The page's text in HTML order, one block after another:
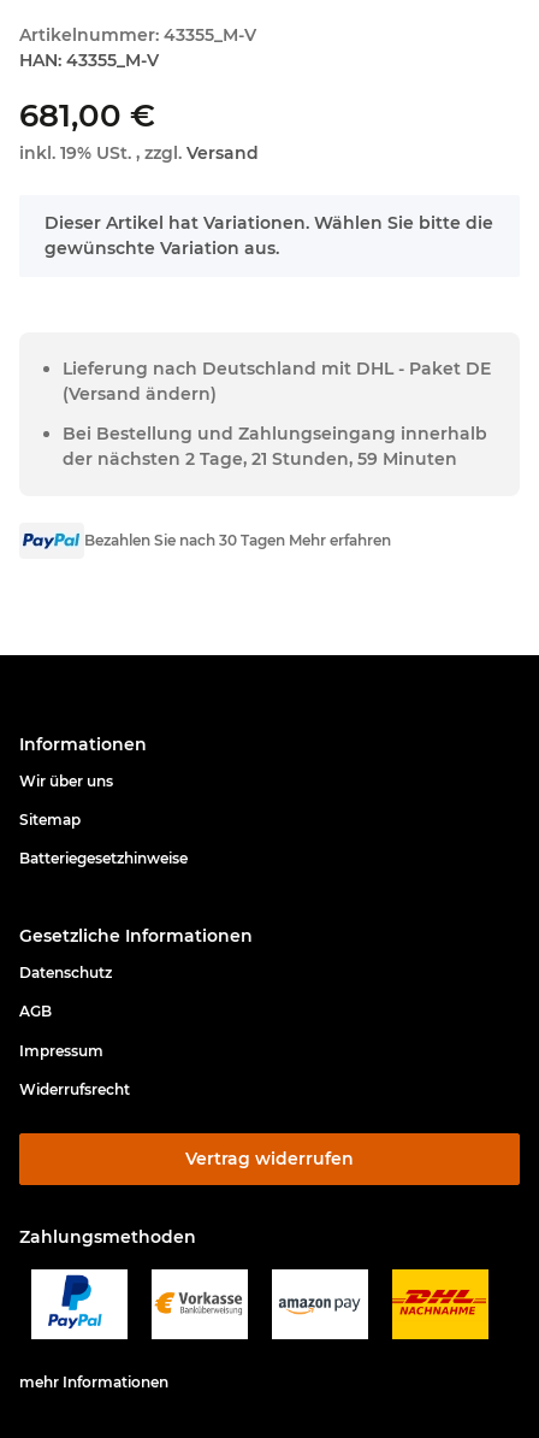
Artikelnummer: 43355_M-V
HAN: 43355_M-V
681,00 €
inkl. 19% USt. , zzgl. Versand
x
Dieser Artikel hat Variationen. Wählen Sie bitte die
gewünschte Variation aus.
Lieferung nach Deutschland mit DHL - Paket DE
(Versand ändern)
Bei Bestellung und Zahlungseingang innerhalb
der nächsten 2 Tage, 21 Stunden, 59 Minuten
Bezahlen Sie nach 30 Tagen Mehr erfahren
Informationen
Wir über uns
Sitemap
Batteriegesetzhinweise
Gesetzliche Informationen
Datenschutz
AGB
Impressum
Widerrufsrecht
Vertrag widerrufen
Zahlungsmethoden
mehr Informationen